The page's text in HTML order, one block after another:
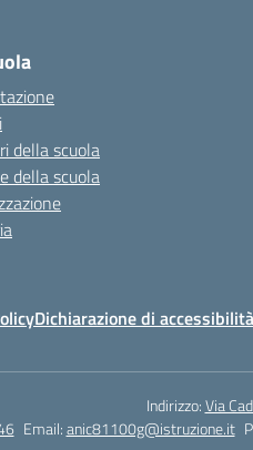
della scuola
della scuola
Dichiarazione di accessibilità
Indirizzo:Via
Email:anic81100g@istruzione.it